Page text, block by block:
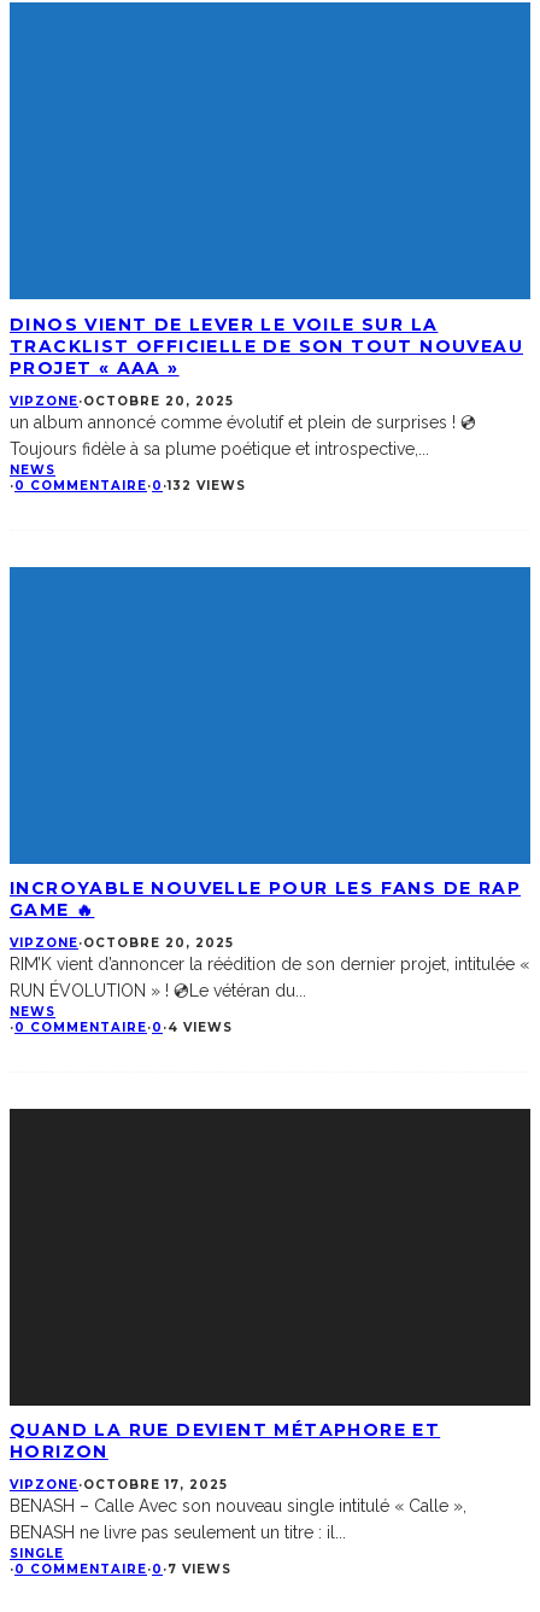
DINOS VIENT DE LEVER LE VOILE SUR LA
TRACKLIST OFFICIELLE DE SON TOUT NOUVEAU
PROJET « AAA »
VIPZONE·OCTOBRE 20, 2025
un album annoncé comme évolutif et plein de surprises ! 💿
Toujours fidèle à sa plume poétique et introspective,
NEWS
·0 COMMENTAIRE·0 ·132 VIEWS
INCROYABLE NOUVELLE POUR LES FANS DE RAP
GAME 🔥
VIPZONE·OCTOBRE 20, 2025
RIM’K vient d’annoncer la réédition de son dernier projet, intitulée «
RUN ÉVOLUTION » ! 💿Le vétéran du
NEWS
·0 COMMENTAIRE·0 ·4 VIEWS
QUAND LA RUE DEVIENT MÉTAPHORE ET
HORIZON
VIPZONE·OCTOBRE 17, 2025
BENASH – Calle Avec son nouveau single intitulé « Calle »,
BENASH ne livre pas seulement un titre : il
SINGLE
·0 COMMENTAIRE·0 ·7 VIEWS